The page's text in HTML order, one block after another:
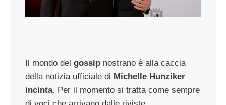
Il mondo del gossip nostrano è alla caccia
della notizia ufficiale di Michelle Hunziker
incinta. Per il momento si tratta come sempre